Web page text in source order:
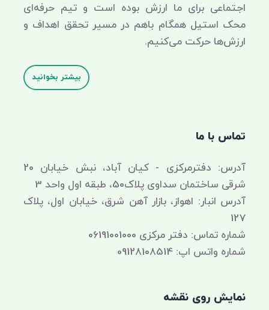
اجتماعی برای ما ارزش بوده است و تیم حرفه‌ای
محک استیل همگام باهم در مسیر تحقق اهداف و
ارزش‌ها حرکت می‌کنیم.
بیشتر بخوانید
تماس با ما
آدرس: دفترمرکزی - کیان آباد، نبش خیابان 20
شرقی ساختمان سداوی پلاک50، طبقه اول واحد 3
آدرس انبار: اهواز، بازار آهن شرق، خیابان اول، پلاک
127
شماره تماس: دفتر مرکزی 06191001000
شماره واتس اپ: 09128108514
نمایش روی نقشه